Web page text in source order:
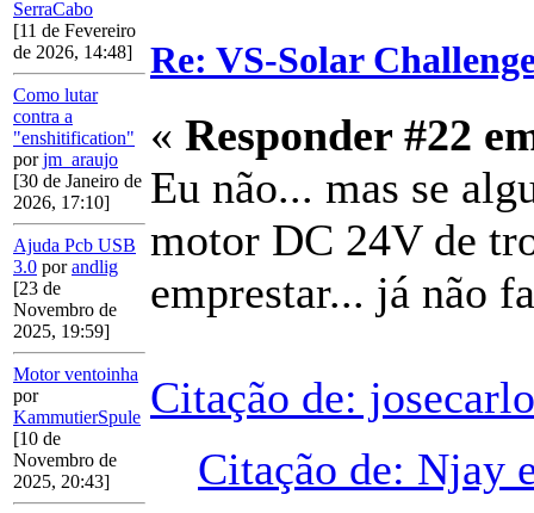
SerraCabo
[11 de Fevereiro
de 2026, 14:48]
Como lutar
contra a
"enshitification"
porjm_araujo
[30 de Janeiro de
2026, 17:10]
Ajuda Pcb USB
3.0 porandlig
[23 de
Novembro de
2025, 19:59]
Motor ventoinha
por
KammutierSpule
[10 de
Novembro de
2025, 20:43]
Re: VS-Solar
« Responder #22
Eu não... mas se
motor DC 24V de
emprestar... já não
Citação de:
Citação de: Njay